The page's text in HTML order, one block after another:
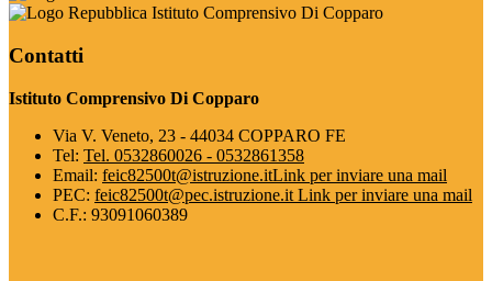
Istituto Comprensivo Di Copparo
Contatti
Istituto Comprensivo Di Copparo
Via V. Veneto, 23 - 44034 COPPARO FE
Tel: Tel. 0532860026 - 0532861358
Email: feic82500t@istruzione.itLink per inviare una mail
PEC: feic82500t@pec.istruzione.it Link per inviare una mail
C.F.: 93091060389